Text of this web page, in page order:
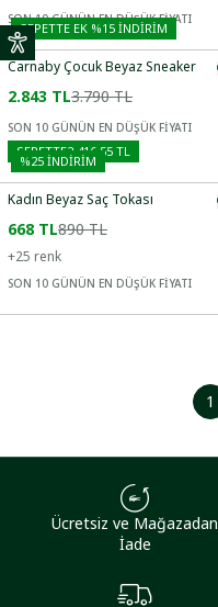
SON 10 GÜNÜN EN DÜŞÜK FİYATI
SEPETTE EK %15 İNDIRIM
Carnaby Çocuk Beyaz Sneaker
2.843 TL3.790 TL
SON 10 GÜNÜN EN DÜŞÜK FİYATI
SEPETTE2.416,55 TL
%25 İNDİRİM
Kadın Beyaz Saç Tokası
668 TL890 TL
+25 renk
SON 10 GÜNÜN EN DÜŞÜK FİYATI
1
Ücretsiz ve Mağazadan
İade